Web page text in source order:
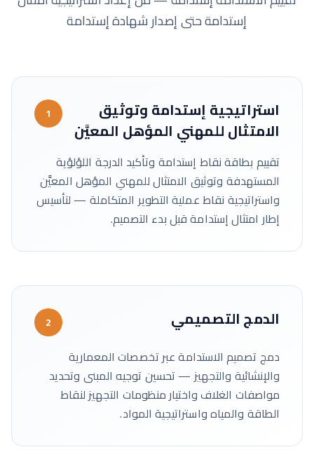
إستدامة حتى إصدار شهادة إستدامة
استراتيجية إستدامة وتوثيق
الامتثال للمهني المؤهل المعيَّن
1
تقييم بطاقة نقاط إستدامة وتأكيد الدرجة اللؤلؤية
المستهدفة وتوثيق الامتثال للمهني المؤهل المعيَّن
واستراتيجية نقاط عملية التطوير المتكاملة — لتأسيس
إطار امتثال إستدامة قبل بدء التصميم.
الدمج التصميمي 2
دمج تصميم الاستدامة عبر تخصصات المعمارية
والإنشائية والتجهيز — تحسين توجيه المبنى وتحديد
مواصفات الغلاف واختيار منظومات التجهيز لنقاط
الطاقة والمياه واستراتيجية المواد.